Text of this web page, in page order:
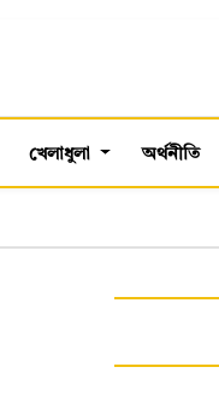
খেলাধুলা অর্থনীতি